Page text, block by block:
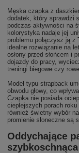
Męska czapka z
dodatek, który sprawdzi
podczas aktywności na
kolorystyka nadaje jej
problemu połączysz ją
idealne rozwiązanie na
osłony przed słońcem i
dojazdy do pracy,
treningi biegowe czy
Model typu strapback
obwodu głowy, co
Czapka nie posiada
cieplejszych porach
również świetny wybór
promienie słoneczne są
Oddychające